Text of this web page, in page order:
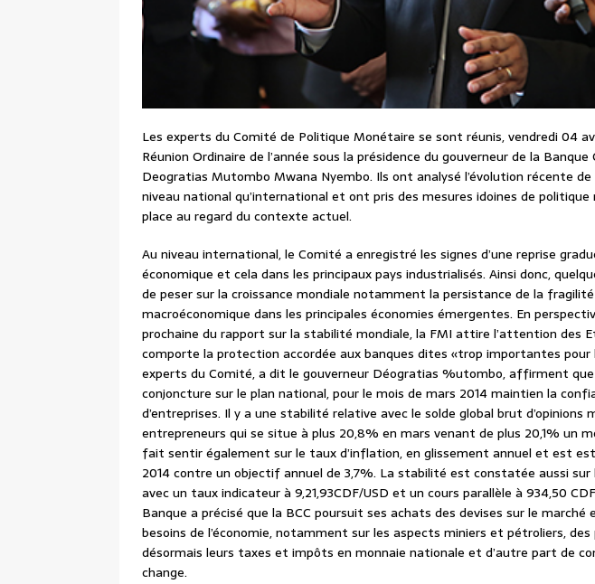
Les experts du Comité de Politique Monétaire se sont réunis, vendredi 04
Réunion Ordinaire de l’année sous la présidence du gouverneur de la
Deogratias Mutombo Mwana Nyembo. Ils ont analysé l’évolution récente
niveau national qu’international et ont pris des mesures idoines de
place au regard du contexte actuel.
Au niveau international, le Comité a enregistré les signes d’une reprise
économique et cela dans les principaux pays industrialisés. Ainsi donc,
de peser sur la croissance mondiale notamment la persistance de la
macroéconomique dans les principales économies émergentes. En
prochaine du rapport sur la stabilité mondiale, la FMI attire l’attention des
comporte la protection accordée aux banques dites «trop importantes
experts du Comité, a dit le gouverneur Déogratias %utombo, affirment
conjoncture sur le plan national, pour le mois de mars 2014 maintien la
d’entreprises. Il y a une stabilité relative avec le solde global brut d’opinions
entrepreneurs qui se situe à plus 20,8% en mars venant de plus 20,1% un
fait sentir également sur le taux d’inflation, en glissement annuel et est
2014 contre un objectif annuel de 3,7%. La stabilité est constatée aussi sur
avec un taux indicateur à 9,21,93CDF/USD et un cours parallèle à 934,50
Banque a précisé que la BCC poursuit ses achats des devises sur le marché
besoins de l’économie, notamment sur les aspects miniers et pétroliers,
désormais leurs taxes et impôts en monnaie nationale et d’autre part de
change.